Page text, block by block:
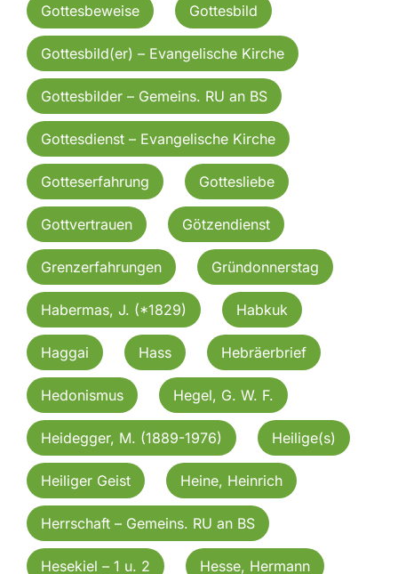
Gottesbeweise Gottesbild
Gottesbild(er) – Evangelische Kirche
Gottesbilder – Gemeins. RU an BS
Gottesdienst – Evangelische Kirche
Gotteserfahrung Gottesliebe
Gottvertrauen Götzendienst
Grenzerfahrungen Gründonnerstag
Habermas, J. (*1829) Habkuk
Haggai Hass Hebräerbrief
Hedonismus Hegel, G. W. F.
Heidegger, M. (1889-1976) Heilige(s)
Heiliger Geist Heine, Heinrich
Herrschaft – Gemeins. RU an BS
Hesekiel – 1 u. 2 Hesse, Hermann